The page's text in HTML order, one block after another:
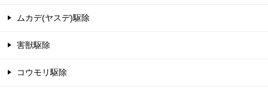
ムカデ(ヤスデ)駆除
害獣駆除
コウモリ駆除